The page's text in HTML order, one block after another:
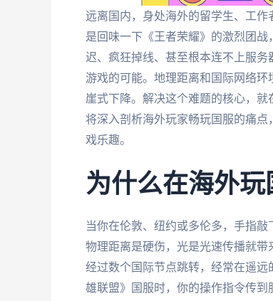
远离国内，身处海外的留学生、工
是回味一下《王者荣耀》的激烈团战
迟、疯狂掉线、甚至根本连不上服
游戏的可能。地理距离和国际网络
崖式下降。解决这个难题的核心，
将深入剖析海外玩家畅玩国服的痛
戏乐趣。
为什么在海外玩
当你在伦敦、纽约或多伦多，手指
物理距离是硬伤，光是光速传播就
经过数个国际节点跳转，经常在遥远
雄联盟》国服时，你的操作指令传